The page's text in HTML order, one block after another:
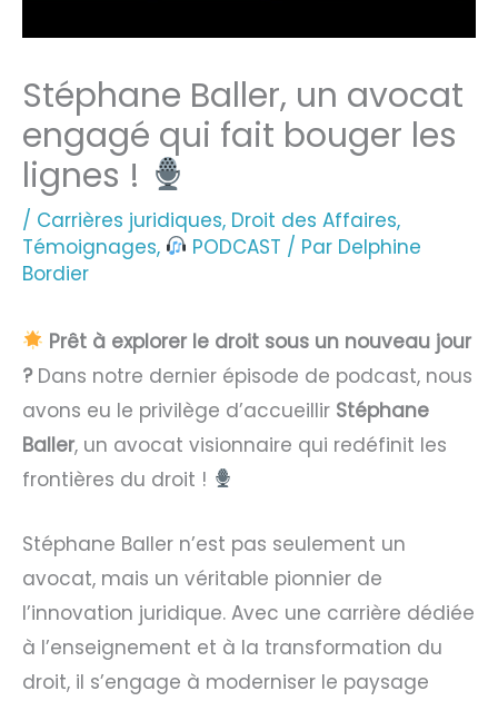
Stéphane Baller, un avocat
engagé qui fait bouger les
lignes !
/ Carrières juridiques, Droit des Affaires,
Témoignages, PODCAST / Par Delphine
Bordier
Prêt à explorer le droit sous un nouveau jour
?Dans notre dernier épisode de podcast, nous
avons eu le privilège d’accueillir Stéphane
Baller, un avocat visionnaire qui redéfinit les
frontières du droit !
Stéphane Baller n’est pas seulement un
avocat, mais un véritable pionnier de
l’innovation juridique. Avec une carrière dédiée
à l’enseignement et à la transformation du
droit, il s’engage à moderniser le paysage